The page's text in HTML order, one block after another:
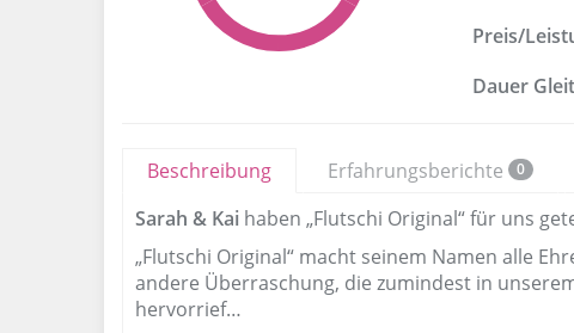
Preis/
Dauer
Beschreibung Erfahrungsberichte 0
Sarah & Kai haben „Flutschi Original“ für uns
„Flutschi Original“ macht seinem Namen alle
andere Überraschung, die zumindest in
hervorrief…